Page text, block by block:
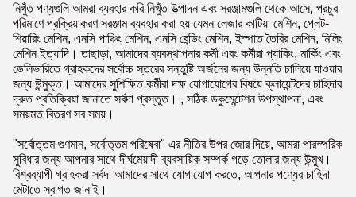
নিখুঁত পণ্যগুলি আমরা ব্যবহার করি নিখুঁত উত্পাদন এবং সরঞ্জামগুলি থেকে আসে, প্রচুর
পরিমাণে প্রক্রিয়াকরণ সরঞ্জাম ব্যবহার করা হয় যেমন লেজার কাটিয়া মেশিন, প্লেট-
শিয়ারিং মেশিন, এনসি পাঞ্চিং মেশিন, এনসি বেন্ডিং মেশিন, ইস্পাত তৈরির মেশিন, মিলিং
মেশিন ইত্যাদি। তাছাড়া, আমাদের ব্যবস্থাপনার কর্মী এবং কর্মীরা প্যাকিং, মার্কিং এবং
ডেলিভারিতে গ্রাহকদের সর্বোচ্চ স্তরের সন্তুষ্টি অর্জনের জন্য উন্নতি চালিয়ে যাওয়ার
জন্য উন্মুক্ত। আমাদের সুশিক্ষিত কর্মীরা দক্ষ যোগাযোগের বিষয়ে ক্লায়েন্টদের চাহিদার
দ্রুত প্রতিক্রিয়া জানাতে সর্বদা প্রস্তুত। , সঠিক ডকুমেন্টেশন উপস্থাপনা, এবং
সময়মত বিতরণ সব সময়।
"সর্বোত্তম গুণমান, সর্বোত্তম পরিষেবা" এর নীতির উপর জোর দিয়ে, আমরা পারস্পরিক
সুবিধার জন্য আপনার সাথে দীর্ঘমেয়াদী ব্যবসায়িক সম্পর্ক গড়ে তোলার জন্য উন্মুখ।
বিশ্বব্যাপী গ্রাহকরা সর্বদা আমাদের সাথে যোগাযোগ করতে, আপনার পণ্যের চাহিদা
মেটাতে স্বাগত জানাই।